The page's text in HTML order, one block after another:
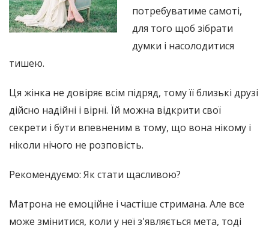
потребуватиме самоті,
для того щоб зібрати
думки і насолодитися
тишею.
Ця жінка не довіряє всім підряд, тому її близькі друзі
дійсно надійні і вірні. Їй можна відкрити свої
секрети і бути впевненим в тому, що вона нікому і
ніколи нічого не розповість.
Рекомендуємо: Як стати щасливою?
Матрона не емоційне і частіше стримана. Але все
може змінитися, коли у неї з'являється мета, тоді